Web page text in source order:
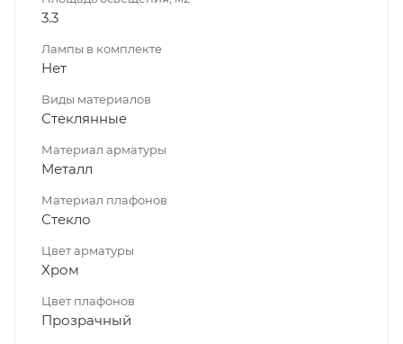
3.3
Лампы в комплекте
Нет
Виды материалов
Стеклянные
Материал арматуры
Металл
Материал плафонов
Стекло
Цвет арматуры
Хром
Цвет плафонов
Прозрачный